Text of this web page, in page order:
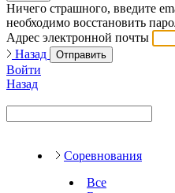
Ничего страшного, введите
необходимо восстановить
Адрес электронной почты
Назад
Отправить
Войти
Назад
Соревнования
Все